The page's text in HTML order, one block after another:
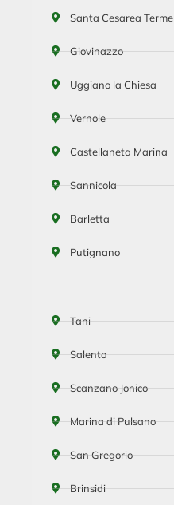
Santa Cesarea Terme
Giovinazzo
Uggiano la Chiesa
Vernole
Castellaneta Marina
Sannicola
Barletta
Putignano
Tani
Salento
Scanzano Jonico
Marina di Pulsano
San Gregorio
Brinsidi